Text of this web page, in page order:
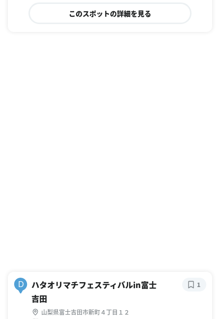
このスポットの詳細を見る
D
ハタオリマチフェスティバルin富士
吉田
山梨県富士吉田市新町４丁目１２
1